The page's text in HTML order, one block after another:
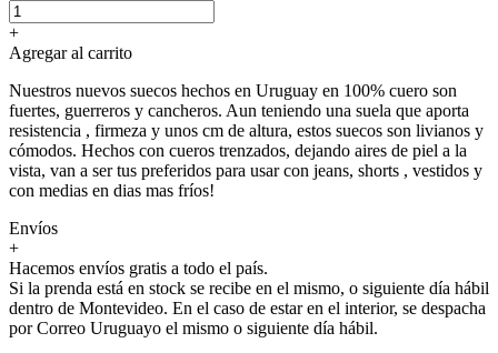
+
Agregar al carrito
Nuestros nuevos suecos hechos en Uruguay en 100% cuero son
fuertes, guerreros y cancheros. Aun teniendo una suela que aporta
resistencia , firmeza y unos cm de altura, estos suecos son livianos y
cómodos. Hechos con cueros trenzados, dejando aires de piel a la
vista, van a ser tus preferidos para usar con jeans, shorts , vestidos y
con medias en dias mas fríos!
Envíos
+
Hacemos envíos gratis a todo el país.
Si la prenda está en stock se recibe en el mismo, o siguiente día hábil
dentro de Montevideo. En el caso de estar en el interior, se despacha
por Correo Uruguayo el mismo o siguiente día hábil.